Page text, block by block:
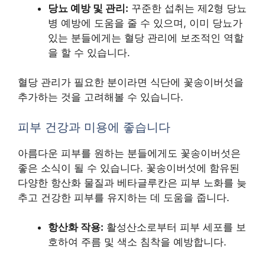
당뇨 예방 및 관리: 꾸준한 섭취는 제2형 당뇨
병 예방에 도움을 줄 수 있으며, 이미 당뇨가
있는 분들에게는 혈당 관리에 보조적인 역할
을 할 수 있습니다.
혈당 관리가 필요한 분이라면 식단에 꽃송이버섯을
추가하는 것을 고려해볼 수 있습니다.
피부 건강과 미용에 좋습니다
아름다운 피부를 원하는 분들에게도 꽃송이버섯은
좋은 소식이 될 수 있습니다. 꽃송이버섯에 함유된
다양한 항산화 물질과 베타글루칸은 피부 노화를 늦
추고 건강한 피부를 유지하는 데 도움을 줍니다.
항산화 작용: 활성산소로부터 피부 세포를 보
호하여 주름 및 색소 침착을 예방합니다.